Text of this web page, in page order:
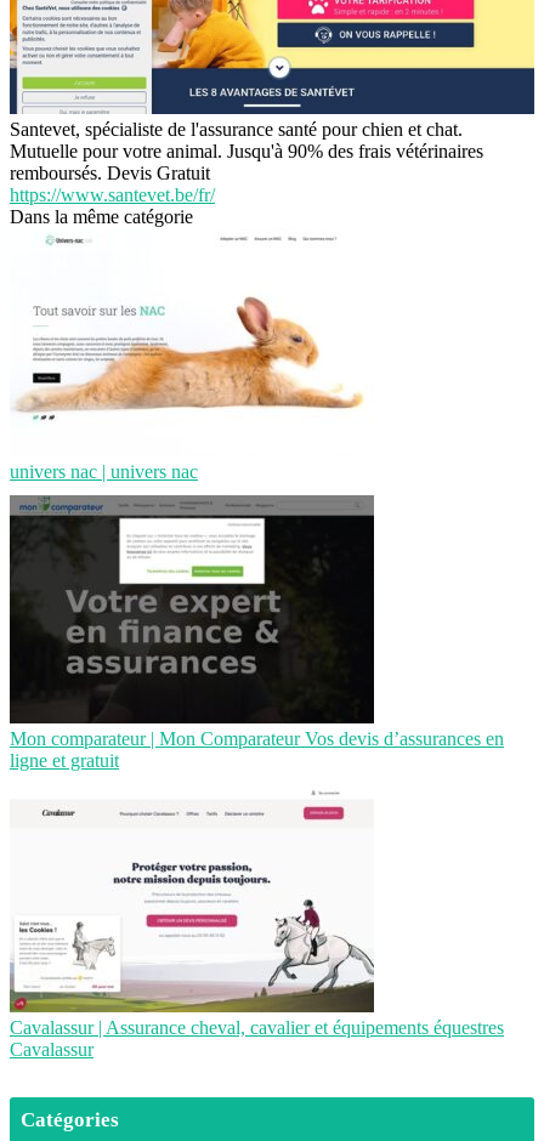
Santevet, spécialiste de l'assurance santé pour chien et chat.
Mutuelle pour votre animal. Jusqu'à 90% des frais vétérinaires
remboursés. Devis Gratuit
https://www.santevet.be/fr/
Dans la même catégorie
univers nac | univers nac
Mon comparateur | Mon Comparateur Vos devis d’assurances en
ligne et gratuit
Cavalassur | Assurance cheval, cavalier et équipements équestres
Cavalassur
Catégories